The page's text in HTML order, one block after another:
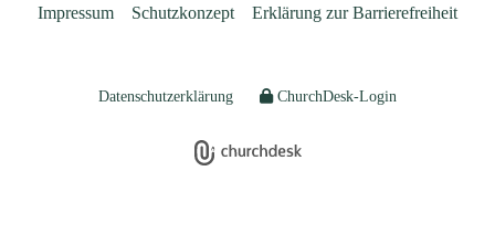
Impressum Schutzkonzept Erklärung zur Barrierefreiheit
Datenschutzerklärung ChurchDesk-Login